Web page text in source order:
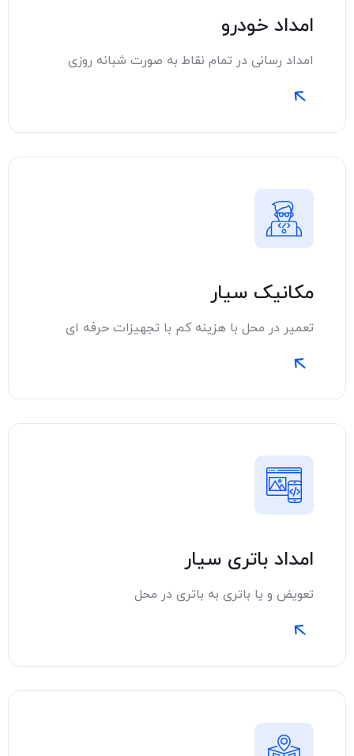
امداد خودرو
امداد رسانی در تمام نقاط به صورت شبانه روزی
مکانیک سیار
تعمیر در محل با هزینه کم با تجهیزات حرفه ای
امداد باتری سیار
تعویض و یا باتری به باتری در محل